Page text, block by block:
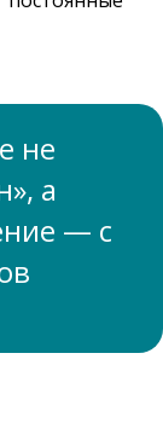
не
а
— с